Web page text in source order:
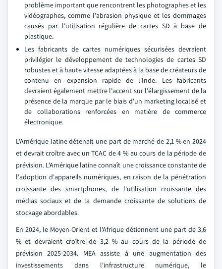
problème important que rencontrent les photographes et les
vidéographes, comme l'abrasion physique et les dommages
causés par l'utilisation régulière de cartes SD à base de
plastique.
Les fabricants de cartes numériques sécurisées devraient
privilégier le développement de technologies de cartes SD
robustes et à haute vitesse adaptées à la base de créateurs de
contenu en expansion rapide de l'Inde. Les fabricants
devraient également mettre l'accent sur l'élargissement de la
présence de la marque par le biais d'un marketing localisé et
de collaborations renforcées en matière de commerce
électronique.
L'Amérique latine détenait une part de marché de 2,1 % en 2024
et devrait croître avec un TCAC de 4 % au cours de la période de
prévision. L'Amérique latine connaît une croissance constante de
l'adoption d'appareils numériques, en raison de la pénétration
croissante des smartphones, de l'utilisation croissante des
médias sociaux et de la demande croissante de solutions de
stockage abordables.
En 2024, le Moyen-Orient et l'Afrique détiennent une part de 3,6
% et devraient croître de 3,2 % au cours de la période de
prévision 2025-2034. MEA assiste à une augmentation des
investissements dans l'infrastructure numérique, le